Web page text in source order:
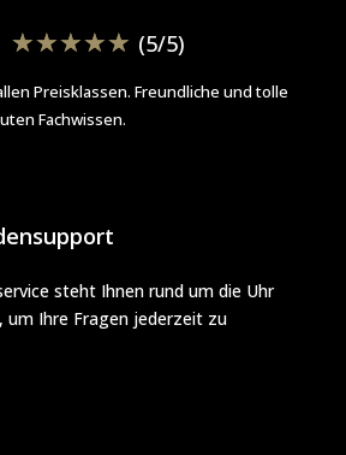
☆☆☆☆☆ (5/5)
Preisklassen. Freundliche und tolle
Fachwissen.
steht Ihnen rund um die Uhr
um Ihre Fragen jederzeit zu